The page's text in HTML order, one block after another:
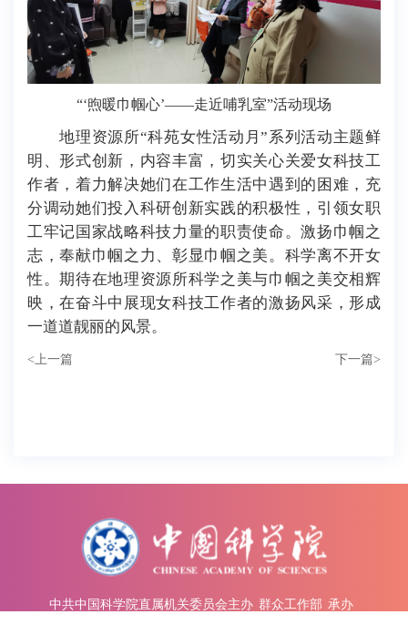
“‘煦暖巾帼心’——走近哺乳室”活动现场
地理资源所“科苑女性活动月”系列活动主题鲜
明、形式创新，内容丰富，切实关心关爱女科技工
作者，着力解决她们在工作生活中遇到的困难，充
分调动她们投入科研创新实践的积极性，引领女职
工牢记国家战略科技力量的职责使命。激扬巾帼之
志，奉献巾帼之力、彰显巾帼之美。科学离不开女
性。期待在地理资源所科学之美与巾帼之美交相辉
映，在奋斗中展现女科技工作者的激扬风采，形成
一道道靓丽的风景。
<上一篇 下一篇>
中共中国科学院直属机关委员会主办 群众工作部 承办